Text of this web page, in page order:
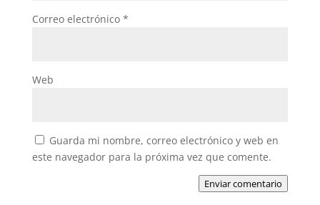
Correo electrónico *
Web
Guarda mi nombre, correo electrónico y web en
este navegador para la próxima vez que comente.
Enviar comentario